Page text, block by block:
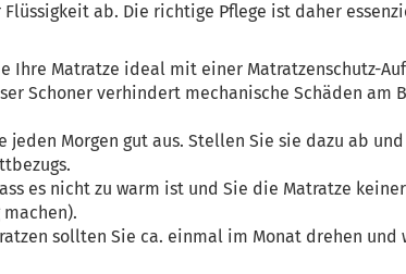
ab. Die richtige Pflege ist daher
Ihre Matratze ideal mit einer Matratzenschutz-
Schoner verhindert mechanische Schäden am
jeden Morgen gut aus. Stellen Sie sie dazu ab
es nicht zu warm ist und Sie die Matratze
sollten Sie ca. einmal im Monat drehen und